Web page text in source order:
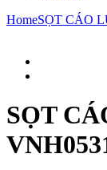
HomeSỌT CÁO
SỌT